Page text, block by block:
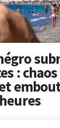
: chaos